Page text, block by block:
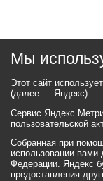
Мы
Этот сайт
(далее — Яндекс).
Сервис Яндекс
пользовательской
Собранная при
использовании вами
Федерации. Яндекс
предоставления